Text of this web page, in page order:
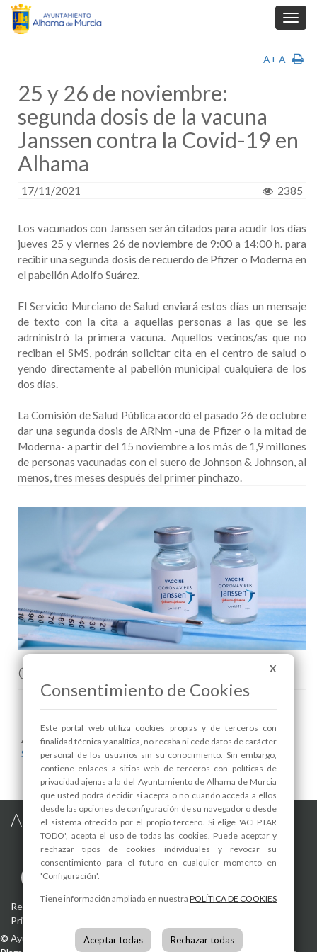
A+ A-
25 y 26 de noviembre:
segunda dosis de la vacuna
Janssen contra la Covid-19 en
Alhama
17/11/2021 2385
Los vacunados con Janssen serán citados para acudir los días
jueves 25 y viernes 26 de noviembre de 9:00 a 14:00 h. para
recibir una segunda dosis de recuerdo de Pfizer o Moderna en
el pabellón Adolfo Suárez.
El Servicio Murciano de Salud enviará estos días un mensaje
de texto con la cita a aquellas personas a las que se les
administró la primera vacuna. Aquellos vecinos/as que no
reciban el SMS, podrán solicitar cita en el centro de salud o
yendo directamente al pabellón municipal cualquiera de los
dos días.
La Comisión de Salud Pública acordó el pasado 26 de octubre
dar una segunda dosis de ARNm -una de Pfizer o la mitad de
Moderna- a partir del 15 noviembre a los más de 1,9 millones
de personas vacunadas con el suero de Johnson & Johnson, al
menos, tres meses después del primer pinchazo.
Comenta esta noticia en Facebook
Areas relacionadas:
Salud
Alhama de Murcia en las Redes
Registro de actividades de tratamiento -Aviso Legal-Política de
Privacidad
© Ayuntamiento de Alhama de Murcia
X
Consentimiento de Cookies
Este portal web utiliza cookies propias y de terceros con
finalidad técnica y analítica, no recaba ni cede datos de carácter
personal de los usuarios sin su conocimiento. Sin embargo,
contiene enlaces a sitios web de terceros con políticas de
privacidad ajenas a la del Ayuntamiento de Alhama de Murcia
que usted podrá decidir si acepta o no cuando acceda a ellos
desde las opciones de configuración de su navegador o desde
el sistema ofrecido por el propio tercero. Si elige 'ACEPTAR
TODO', acepta el uso de todas las cookies. Puede aceptar y
rechazar tipos de cookies individuales y revocar su
consentimiento para el futuro en cualquier momento en
'Configuración'.
Tiene información ampliada en nuestra POLÍTICA DE COOKIES
Aceptar todas Rechazar todas